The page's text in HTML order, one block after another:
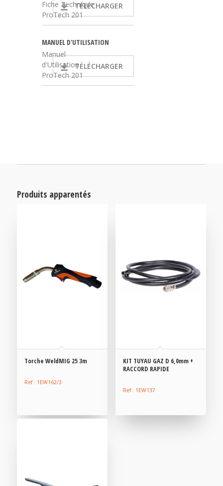
Fiche Technique
ProTech 201
TÉLÉCHARGER
MANUEL D'UTILISATION
Manuel
d'Utilisation
ProTech 201
TÉLÉCHARGER
Produits apparentés
Torche WeldMIG 25 3m
Ref : 1EW162/3
KIT TUYAU GAZ D 6,0mm +
RACCORD RAPIDE
Ref : 1EW137